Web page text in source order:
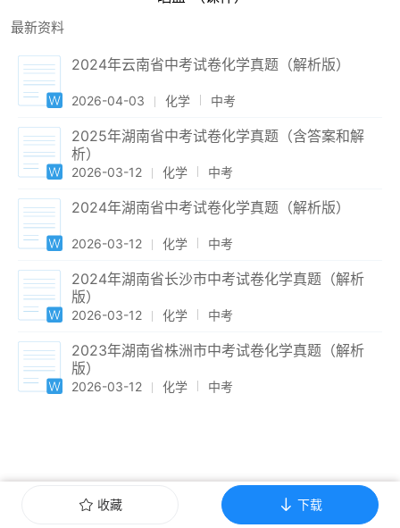
最新资料
2024年云南省中考试卷化学真题（解析版）
2026-04-03 化学 中考
2025年湖南省中考试卷化学真题（含答案和解
析）
2026-03-12 化学 中考
2024年湖南省中考试卷化学真题（解析版）
2026-03-12 化学 中考
2024年湖南省长沙市中考试卷化学真题（解析
版）
2026-03-12 化学 中考
2023年湖南省株洲市中考试卷化学真题（解析
版）
2026-03-12 化学 中考
收藏 下载